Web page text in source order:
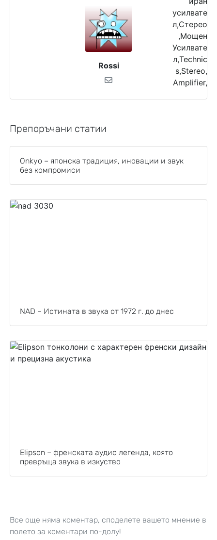
Rossi
Препоръчани статии
Onkyo – японска традиция, иновации и звук
без компромиси
NAD – Истината в звука от 1972 г. до днес
Elipson – френската аудио легенда, която
превръща звука в изкуство
Все още няма коментар, споделете вашето мнение в
полето за коментари по-долу!